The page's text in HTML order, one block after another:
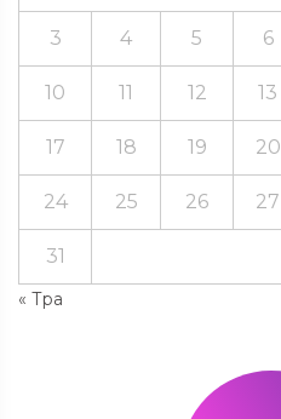
« Тра
3 4 5 6
10 11 12 13
17 18 19 20
24 25 26 27
31